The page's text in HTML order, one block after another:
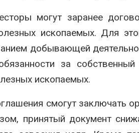
могут заранее
ископаемых. Для
добывающей
за
ископаемых.
смогут заключать
принятый документ